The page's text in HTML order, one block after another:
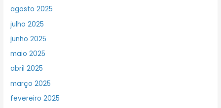
agosto 2025
julho 2025
junho 2025
maio 2025
abril 2025
março 2025
fevereiro 2025